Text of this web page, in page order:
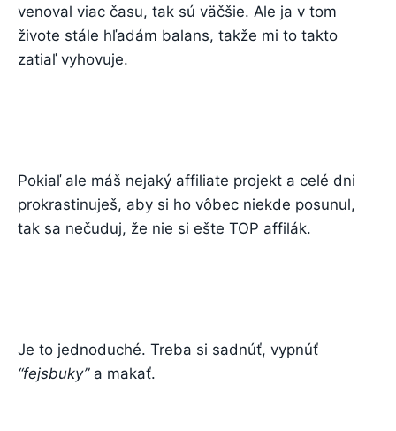
venoval viac času, tak sú väčšie. Ale ja v tom
živote stále hľadám balans, takže mi to takto
zatiaľ vyhovuje.
Pokiaľ ale máš nejaký affiliate projekt a celé dni
prokrastinuješ, aby si ho vôbec niekde posunul,
tak sa nečuduj, že nie si ešte TOP affilák.
Je to jednoduché. Treba si sadnúť, vypnúť
“fejsbuky” a makať.